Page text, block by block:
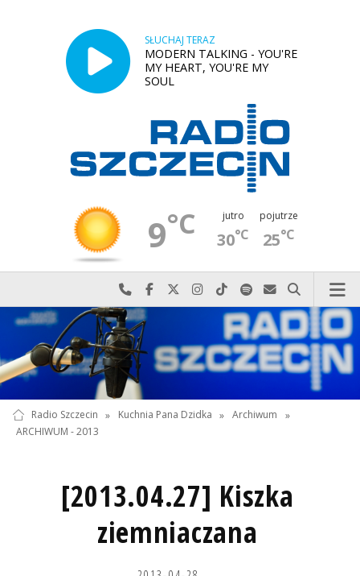
SŁUCHAJ TERAZ
MODERN TALKING - YOU'RE
MY HEART, YOU'RE MY
SOUL
9°C jutro
30°C
pojutrze
25°C
Najlepiej po prostu do nas zadzwoń
Odwiedź nas na Facebook-u
Odwiedź nas na X
Odwiedź nas na Instagram-ie
Odwiedź nas na TikTok-u
Szukaj nas na Spotify
Wyślij do nas
Szukaj
Radio Szczecin » Kuchnia Pana Dzidka » Archiwum
»
ARCHIWUM - 2013
[2013.04.27] Kiszka
ziemniaczana